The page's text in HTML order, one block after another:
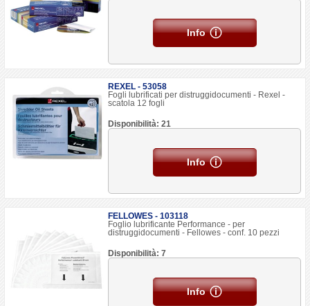
Info
REXEL - 53058
Fogli lubrificati per distruggidocumenti - Rexel -
scatola 12 fogli
Disponibilità: 21
Info
FELLOWES - 103118
Foglio lubrificante Performance - per
distruggidocumenti - Fellowes - conf. 10 pezzi
Disponibilità: 7
Info